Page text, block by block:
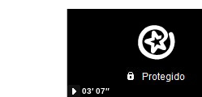
03′ 07″